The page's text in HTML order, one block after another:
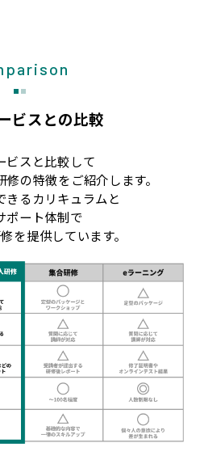
ビスとの比較
ビスと比較して
の特徴をご紹介します。
きるカリキュラムと
ポート体制で
を提供しています。